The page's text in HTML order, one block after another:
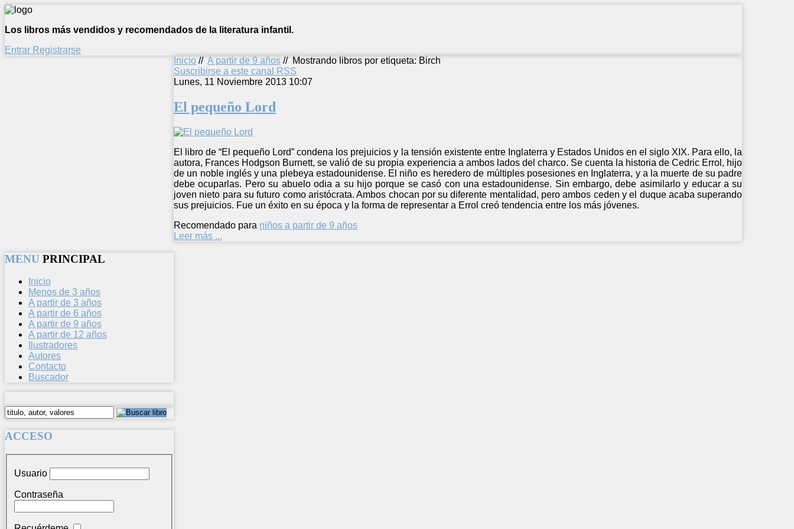
Los libros más vendidos y recomendados de la literatura infantil.
Entrar Registrarse
Inicio // A partir de 9 años // Mostrando libros por etiqueta: Birch
Suscribirse a este canal RSS
Lunes, 11 Noviembre 2013 10:07
El pequeño Lord
El libro de “El pequeño Lord” condena los prejuicios y la tensión existente entre Inglaterra y Estados Unidos en el siglo XIX. Para ello, la
autora, Frances Hodgson Burnett, se valió de su propia experiencia a ambos lados del charco. Se cuenta la historia de Cedric Errol, hijo
de un noble inglés y una plebeya estadounidense. El niño es heredero de múltiples posesiones en Inglaterra, y a la muerte de su padre
debe ocuparlas. Pero su abuelo odia a su hijo porque se casó con una estadounidense. Sin embargo, debe asimilarlo y educar a su
joven nieto para su futuro como aristócrata. Ambos chocan por su diferente mentalidad, pero ambos ceden y el duque acaba superando
sus prejuicios. Fue un éxito en su época y la forma de representar a Errol creó tendencia entre los más jóvenes.
Recomendado para niños a partir de 9 años
Leer más ...
MENU PRINCIPAL
Inicio
Menos de 3 años
A partir de 3 años
A partir de 6 años
A partir de 9 años
A partir de 12 años
Ilustradores
Autores
Contacto
Buscador
ACCESO
Usuario
Contraseña